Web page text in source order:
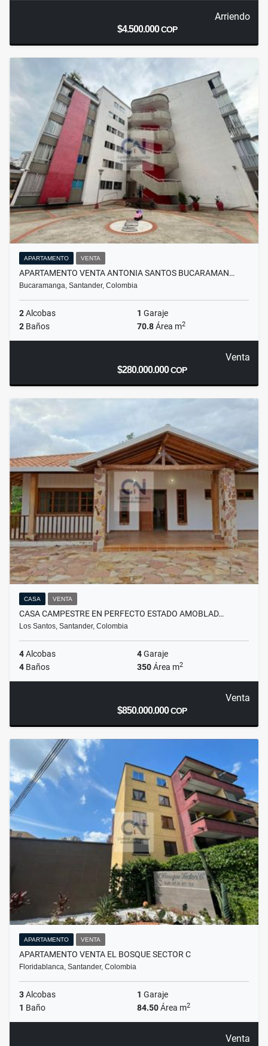
Arriendo
$4.500.000COP
APARTAMENTO VENTA
APARTAMENTO VENTA ANTONIA SANTOS BUCARAMAN…
Bucaramanga, Santander, Colombia
2Alcobas 1 Garaje
2 Baños 70.8Área m2
Venta
$280.000.000COP
CASA VENTA
CASA CAMPESTRE EN PERFECTO ESTADO AMOBLAD…
Los Santos, Santander, Colombia
4Alcobas 4Garaje
4 Baños 350Área m2
Venta
$850.000.000COP
APARTAMENTO VENTA
APARTAMENTO VENTA EL BOSQUE SECTOR C
Floridablanca, Santander, Colombia
3Alcobas 1 Garaje
1 Baño 84.50Área m2
Venta